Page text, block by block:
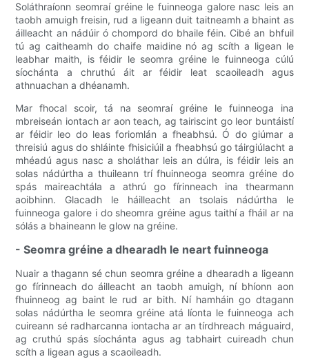
Soláthraíonn seomraí gréine le fuinneoga galore nasc leis an
taobh amuigh freisin, rud a ligeann duit taitneamh a bhaint as
áilleacht an nádúir ó chompord do bhaile féin. Cibé an bhfuil
tú ag caitheamh do chaife maidine nó ag scíth a ligean le
leabhar maith, is féidir le seomra gréine le fuinneoga cúlú
síochánta a chruthú áit ar féidir leat scaoileadh agus
athnuachan a dhéanamh.
Mar fhocal scoir, tá na seomraí gréine le fuinneoga ina
mbreiseán iontach ar aon teach, ag tairiscint go leor buntáistí
ar féidir leo do leas foriomlán a fheabhsú. Ó do giúmar a
threisiú agus do shláinte fhisiciúil a fheabhsú go táirgiúlacht a
mhéadú agus nasc a sholáthar leis an dúlra, is féidir leis an
solas nádúrtha a thuileann trí fhuinneoga seomra gréine do
spás maireachtála a athrú go fírinneach ina thearmann
aoibhinn. Glacadh le háilleacht an tsolais nádúrtha le
fuinneoga galore i do sheomra gréine agus taithí a fháil ar na
sólás a bhaineann le glow na gréine.
- Seomra gréine a dhearadh le neart fuinneoga
Nuair a thagann sé chun seomra gréine a dhearadh a ligeann
go fírinneach do áilleacht an taobh amuigh, ní bhíonn aon
fhuinneog ag baint le rud ar bith. Ní hamháin go dtagann
solas nádúrtha le seomra gréine atá líonta le fuinneoga ach
cuireann sé radharcanna iontacha ar an tírdhreach máguaird,
ag cruthú spás síochánta agus ag tabhairt cuireadh chun
scíth a ligean agus a scaoileadh.